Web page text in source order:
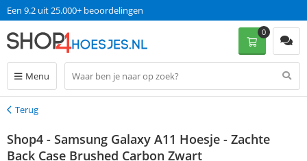
Een 9.2 uit 25.000+ beoordelingen
Menu
0
Terug
Terug
Shop4 - Samsung Galaxy A11 Hoesje - Zachte
Back Case Brushed Carbon Zwart